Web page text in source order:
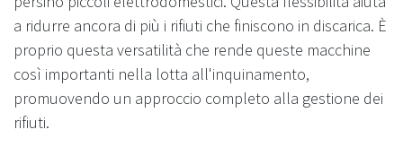
a ridurre ancora di più i rifiuti che finiscono in discarica. È
proprio questa versatilità che rende queste macchine
così importanti nella lotta all'inquinamento,
promuovendo un approccio completo alla gestione dei
rifiuti.